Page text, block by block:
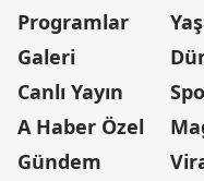
Programlar
Galeri
Canlı Yayın
A Haber Özel
Gündem